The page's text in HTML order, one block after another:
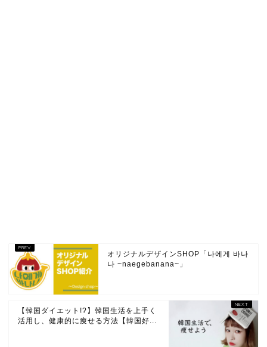
オリジナルデザインSHOP「나에게 바나
나 ~naegebanana~」
【韓国ダイエット!?】韓国生活を上手く
活用し、健康的に痩せる方法【韓国好...